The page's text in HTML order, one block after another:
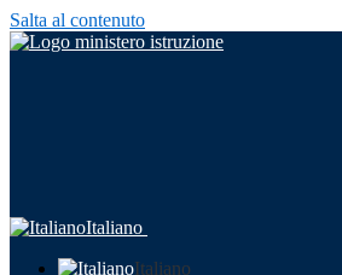
Salta al contenuto
Italiano
Italiano